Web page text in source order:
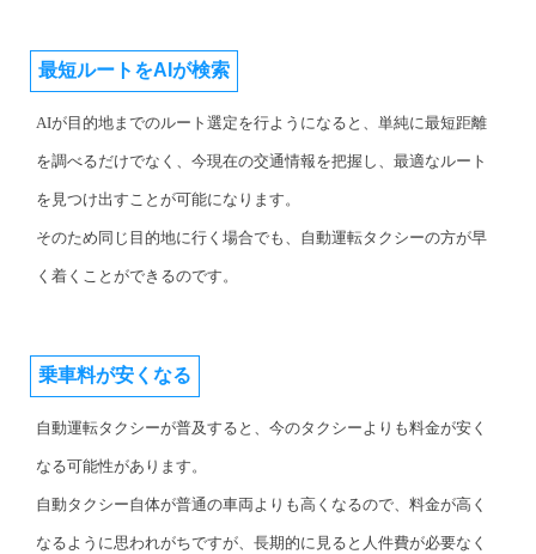
最短ルートをAIが検索
AIが目的地までのルート選定を行ようになると、単純に最短距離
を調べるだけでなく、今現在の交通情報を把握し、最適なルート
を見つけ出すことが可能になります。
そのため同じ目的地に行く場合でも、自動運転タクシーの方が早
く着くことができるのです。
乗車料が安くなる
自動運転タクシーが普及すると、今のタクシーよりも料金が安く
なる可能性があります。
自動タクシー自体が普通の車両よりも高くなるので、料金が高く
なるように思われがちですが、長期的に見ると人件費が必要なく